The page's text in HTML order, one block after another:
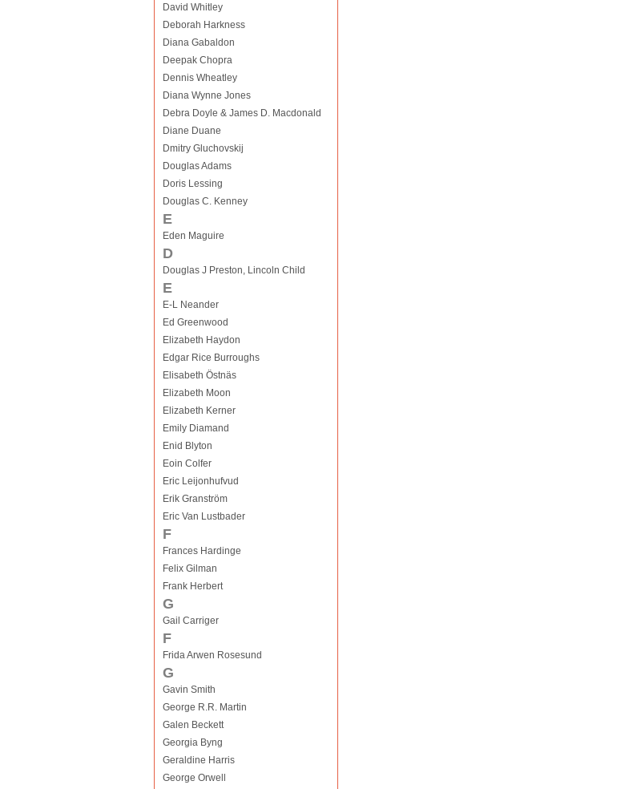
David Whitley
Deborah Harkness
Diana Gabaldon
Deepak Chopra
Dennis Wheatley
Diana Wynne Jones
Debra Doyle & James D. Macdonald
Diane Duane
Dmitry Gluchovskij
Douglas Adams
Doris Lessing
Douglas C. Kenney
E
Eden Maguire
D
Douglas J Preston, Lincoln Child
E
E-L Neander
Ed Greenwood
Elizabeth Haydon
Edgar Rice Burroughs
Elisabeth Östnäs
Elizabeth Moon
Elizabeth Kerner
Emily Diamand
Enid Blyton
Eoin Colfer
Eric Leijonhufvud
Erik Granström
Eric Van Lustbader
F
Frances Hardinge
Felix Gilman
Frank Herbert
G
Gail Carriger
F
Frida Arwen Rosesund
G
Gavin Smith
George R.R. Martin
Galen Beckett
Georgia Byng
Geraldine Harris
George Orwell